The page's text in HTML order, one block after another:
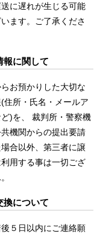
に遅れが生じる可能
ます。ご了承くださ
報に関して
お預かりした大切な
住所・氏名・メールア
ど)を、 裁判所・警察機
機関からの提出要請
合以外、第三者に譲
用する事は一切ござ
換について
５日以内にご連絡願